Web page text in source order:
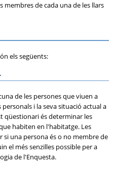
de cada una de les llars
els següents:
de les persones que viuen a
i la seva situació actual a
qüestionari és determinar les
habiten en l'habitatge. Les
una persona és o no membre de
el més senzilles possible per a
de l'Enquesta.